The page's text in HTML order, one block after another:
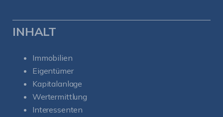
INHALT
Immobilien
Eigentümer
Kapitalanlage
Wertermittlung
Interessenten